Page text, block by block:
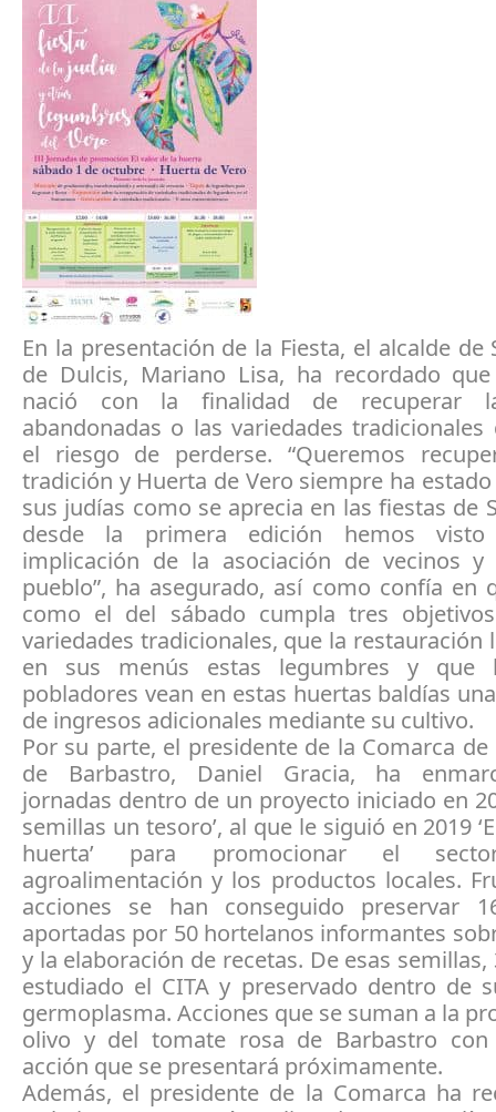
En la presentación de la Fiesta, el alcalde de
de Dulcis, Mariano Lisa, ha recordado
nació con la finalidad de recuperar
abandonadas o las variedades
el riesgo de perderse. “Queremos
tradición y Huerta de Vero siempre ha
sus judías como se aprecia en las fiestas de
desde la primera edición hemos
implicación de la asociación de vecinos
pueblo”, ha asegurado, así como confía en
como el del sábado cumpla tres
variedades tradicionales, que la restauración
en sus menús estas legumbres y que
pobladores vean en estas huertas baldías
de ingresos adicionales mediante su cultivo.
Por su parte, el presidente de la Comarca
de Barbastro, Daniel Gracia, ha
jornadas dentro de un proyecto iniciado en
semillas un tesoro’, al que le siguió en 2019
huerta’ para promocionar el
agroalimentación y los productos locales.
acciones se han conseguido preservar
aportadas por 50 hortelanos informantes
y la elaboración de recetas. De esas semillas,
estudiado el CITA y preservado dentro de
germoplasma. Acciones que se suman a la
olivo y del tomate rosa de Barbastro con
acción que se presentará próximamente.
Además, el presidente de la Comarca ha